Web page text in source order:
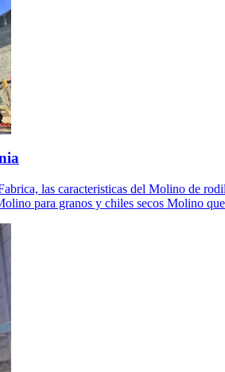
las caracteristicas del Molino de
para granos y chiles secos Molino